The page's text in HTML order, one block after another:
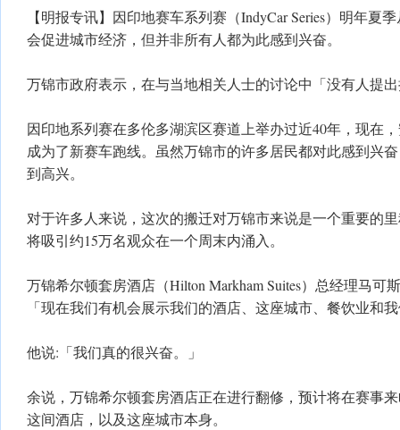
【明报专讯】因印地赛车系列赛（IndyCar Series）明年夏
会促进城市经济，但并非所有人都为此感到兴奋。
万锦市政府表示，在与当地相关人士的讨论中「没有人提
因印地系列赛在多伦多湖滨区赛道上举办过近40年，现在
成为了新赛车跑线。虽然万锦市的许多居民都对此感到兴
到高兴。
对于许多人来说，这次的搬迁对万锦市来说是一个重要的
将吸引约15万名观众在一个周末内涌入。
万锦希尔顿套房酒店（Hilton Markham Suites）总经理马可
「现在我们有机会展示我们的酒店、这座城市、餐饮业和
他说:「我们真的很兴奋。」
余说，万锦希尔顿套房酒店正在进行翻修，预计将在赛事
这间酒店，以及这座城市本身。